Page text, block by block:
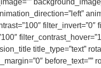
title_type=”text”
before_text=””